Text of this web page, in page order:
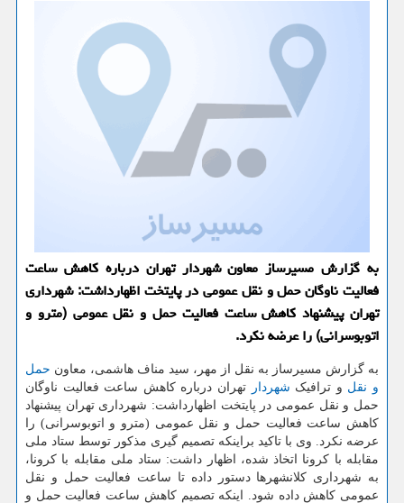
به گزارش مسیرساز معاون شهردار تهران درباره كاهش ساعت
فعالیت ناوگان حمل و نقل عمومی در پایتخت اظهارداشت: شهرداری
تهران پیشنهاد كاهش ساعت فعالیت حمل و نقل عمومی (مترو و
اتوبوسرانی) را عرضه نكرد.
به گزارش مسیرساز به نقل از مهر، سید مناف هاشمی، معاون حمل
و نقل و ترافیک شهردار
تهران درباره کاهش ساعت فعالیت ناوگان
حمل و نقل عمومی در پایتخت اظهارداشت: شهرداری تهران پیشنهاد
کاهش ساعت فعالیت حمل و نقل عمومی (مترو و اتوبوسرانی) را
عرضه نکرد. وی با تاکید براینکه تصمیم گیری مذکور توسط ستاد ملی
مقابله با کرونا اتخاذ شده، اظهار داشت: ستاد ملی مقابله با کرونا،
به شهرداری کلانشهرها دستور داده تا ساعت فعالیت حمل و نقل
عمومی کاهش داده شود. اینکه تصمیم کاهش ساعت فعالیت حمل و